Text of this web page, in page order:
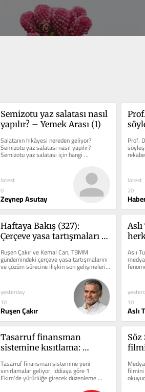
Semizotu yaz salatası nasıl
yapılır? – Yemek Arası (1)
Salatanın hikâyesi nereden geliyor?
Semizotu yaz salatası nasıl yapılır?
Semizotu yaz salatası için hangi
malzemeler gerekiyor?
latest
0
Zeynep Asutay
Prof.
latest
20
Haftaya Bakış (327):
Çerçeve yasa tartışmaları |
Ruşen Çakır ve Kemal Can, TBMM
gündemindeki çerçeve yasa tartışmalarını
ve çözüm sürecine ilişkin son gelişmeleri
değerlendirdi.
yesterday
10
Ruşen Çakır
Aslı
10
Aslı
Tasarruf finansman
sistemine kısıtlama:
sınırlanıyor
Tasarruf finansman sistemine yeni
sınırlamalar geliyor. İddiaya göre 1
Ekim'de yürürlüğe girecek düzenleme
sözleşme sayısını kısıtlayacak.
Söz
filmini